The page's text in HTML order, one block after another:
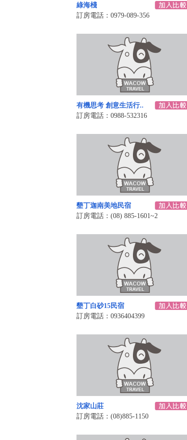
綠海棧
訂房電話：0979-089-356
有機思考 創意生活行..
訂房電話：0988-532316
墾丁迦南美地民宿
訂房電話：(08) 885-1601~2
墾丁白砂15民宿
訂房電話：0936404399
沈家山莊
訂房電話：(08)885-1150